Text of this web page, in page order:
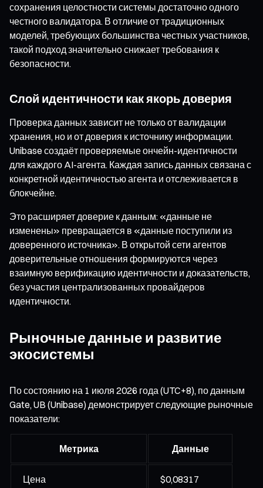
сохранения целостности системы достаточно одного
честного валидатора. В отличие от традиционных
моделей, требующих большинства честных участников,
такой подход значительно снижает требования к
безопасности.
Слой идентичности как якорь доверия
Проверка данных зависит не только от валидации
хранения, но и от доверия к источнику информации.
Unibase создаёт проверяемые ончейн-идентичности
для каждого AI-агента. Каждая запись данных связана с
конкретной идентичностью агента и отслеживается в
блокчейне.
Это расширяет доверие к данным: «данные не
изменены» превращается в «данные поступили из
доверенного источника». В открытой сети агентов
доверительные отношения формируются через
взаимную верификацию идентичности и доказательств,
без участия централизованных провайдеров
идентичности.
Рыночные данные и развитие
экосистемы
По состоянию на 1 июля 2026 года (UTC+8), по данным
Gate, UB (Unibase) демонстрирует следующие рыночные
показатели:
Метрика Данные
Цена $0,08317